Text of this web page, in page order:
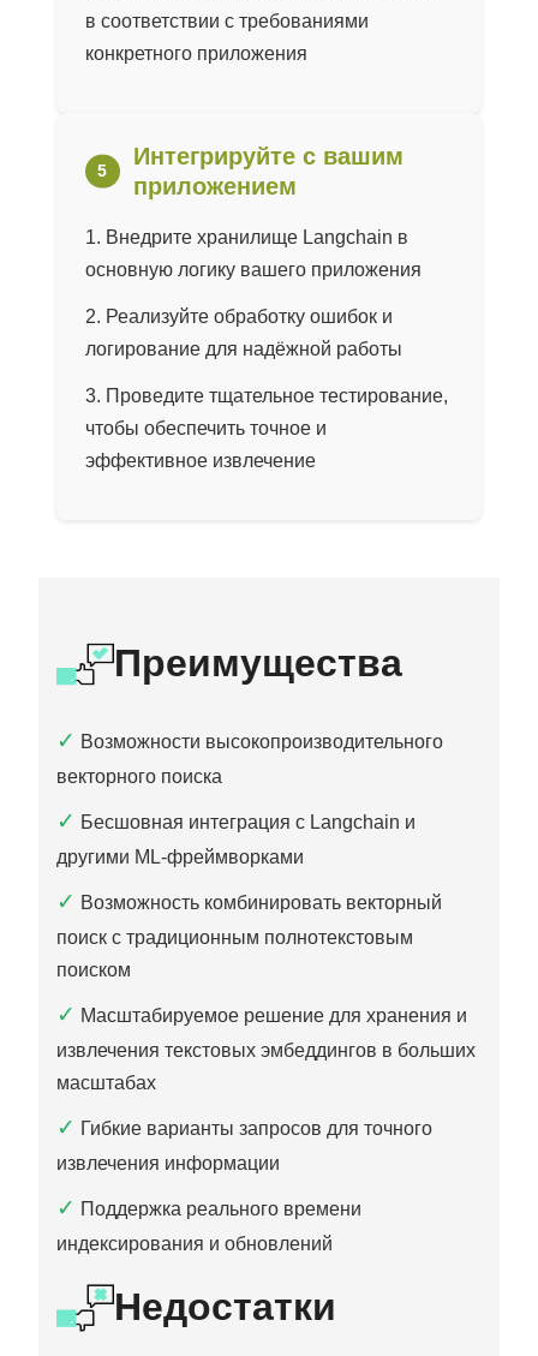
в соответствии с требованиями
конкретного приложения
Интегрируйте с вашим
приложением
Внедрите хранилище Langchain в
основную логику вашего приложения
Реализуйте обработку ошибок и
логирование для надёжной работы
Проведите тщательное тестирование,
чтобы обеспечить точное и
эффективное извлечение
Преимущества
✓ Возможности высокопроизводительного
векторного поиска
✓ Бесшовная интеграция с Langchain и
другими ML‑фреймворками
✓ Возможность комбинировать векторный
поиск с традиционным полнотекстовым
поиском
✓ Масштабируемое решение для хранения и
извлечения текстовых эмбеддингов в больших
масштабах
✓ Гибкие варианты запросов для точного
извлечения информации
✓ Поддержка реального времени
индексирования и обновлений
Недостатки